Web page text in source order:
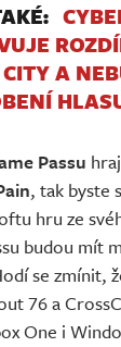
A
Passu
, tak byste
hru ze
budou mít
se zmínit,
76 a
One i